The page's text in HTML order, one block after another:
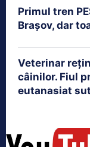
Primul tren
Brașov, dar
Veterinar
câinilor. Fiul
eutanasiat